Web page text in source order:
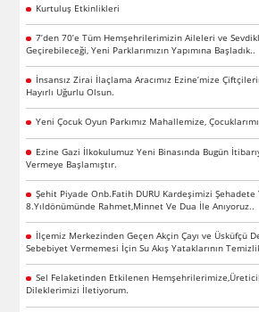
Kurtuluş Etkinlikleri
7’den 70’e Tüm Hemşehrilerimizin Aileleri ve
Geçirebileceği, Yeni Parklarımızın Yapımına Başladık..
İnsansız Zirai İlaçlama Aracımız Ezine’mize
Hayırlı Uğurlu Olsun.
Yeni Çocuk Oyun Parkımız Mahallemize,
Ezine Gazi İlkokulumuz Yeni Binasında Bugün
Vermeye Başlamıştır.
Şehit Piyade Onb.Fatih DURU Kardeşimizi Şehadete
8.Yıldönümünde Rahmet,Minnet Ve Dua İle Anıyoruz..
İlçemiz Merkezinden Geçen Akçin Çayı ve Üsküfçü
Sebebiyet Vermemesi İçin Su Akış Yataklarının
Sel Felaketinden Etkilenen
Dileklerimizi İletiyorum.